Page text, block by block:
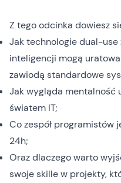
Z tego odcinka dowiesz
Jak technologie dual-
inteligencji mogą
zawiodą standardowe
Jak wygląda mentalność
światem IT;
Co zespół programistów
24h;
Oraz dlaczego warto
swoje skille w projekty,